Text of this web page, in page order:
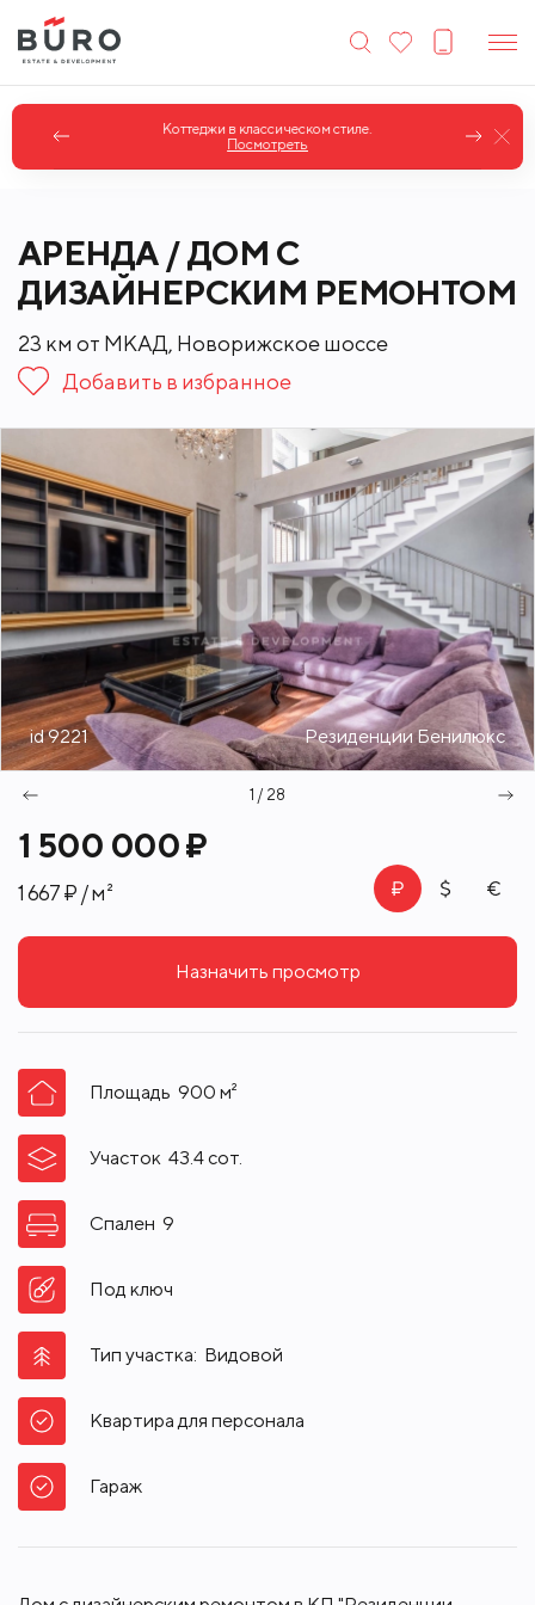
Коттеджи в классическом стиле.
Посмотреть
АРЕНДА / ДОМ С
ДИЗАЙНЕРСКИМ РЕМОНТОМ
23 км от МКАД, Новорижское шоссе
Добавить в избранное
1 500 000 ₽
1 667 ₽ / м²
id 9221 Резиденции Бенилюкс
1 / 28
Назначить просмотр
Площадь 900 м²
Участок 43.4сот.
Спален 9
Под ключ
Тип участка: Видовой
Квартира для персонала
Гараж